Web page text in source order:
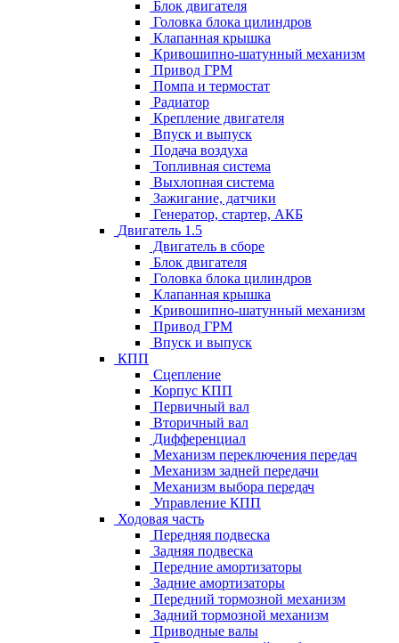
Блок двигателя
Головка блока цилиндров
Клапанная крышка
Кривошипно-шатунный механизм
Привод ГРМ
Помпа и термостат
Радиатор
Крепление двигателя
Впуск и выпуск
Подача воздуха
Топливная система
Выхлопная система
Зажигание, датчики
Генератор, стартер, АКБ
Двигатель 1.5
Двигатель в сборе
Блок двигателя
Головка блока цилиндров
Клапанная крышка
Кривошипно-шатунный механизм
Привод ГРМ
Впуск и выпуск
КПП
Сцепление
Корпус КПП
Первичный вал
Вторичный вал
Дифференциал
Механизм переключения передач
Механизм задней передачи
Механизм выбора передач
Управление КПП
Ходовая часть
Передняя подвеска
Задняя подвеска
Передние амортизаторы
Задние амортизаторы
Передний тормозной механизм
Задний тормозной механизм
Приводные валы